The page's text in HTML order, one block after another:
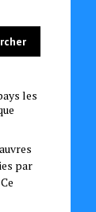
les
par